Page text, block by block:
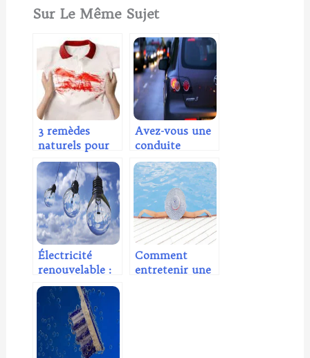
e
b
o
o
k
to
d
o
n
ai
l
ta
g
er
Sur Le Même Sujet
3 remèdes
naturels pour
nettoyer une
tâche de sang
Avez-vous une
conduite
écologique en
voiture ?
Électricité
renouvelable :
quels
aménagements
pour la
produire soi-
même ?
Comment
entretenir une